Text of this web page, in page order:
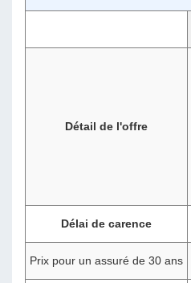
Détail de l'offre
Délai de carence
Prix pour un assuré de 30 ans